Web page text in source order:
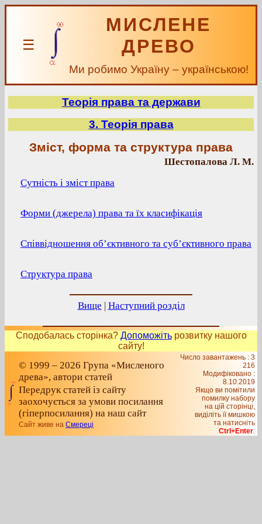
☰
МИСЛЕНЕ
ДРЕВО
Ми робимо Україну – українською!
Теорія права та держави
3. Теорія права
Зміст, форма та структура права
Шестопалова Л. М.
Сутність і зміст права
Форми (джерела) права та їх класифікація
Співвідношення об’єктивного та суб’єктивного права
Структура права
Вище | Наступний розділ
Сподобалась сторінка? Допоможітьрозвитку нашого
сайту!
© 1999 – 2026 Група «Мисленого
древа», автори статей
Передрук статей із сайту
заохочується за умови посилання
(гіперпосилання) на наш сайт
Сайт живе на Смереці
Число завантажень : 3
216
Модифіковано :
8.10.2019
Якщо ви помітили
помилку набору
на цiй сторiнцi,
видiлiть її мишкою
та натисніть
Ctrl+Enter.